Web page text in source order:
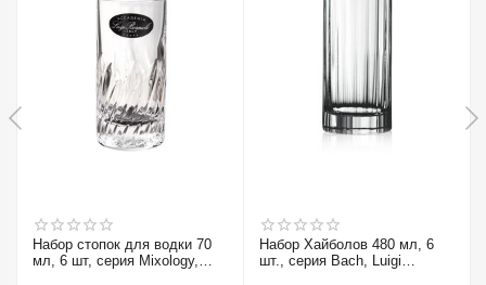
Набор стопок для водки 70
мл, 6 шт, серия Mixology,
Набор Хайболов 480 мл, 6
шт., серия Bach, Luigi